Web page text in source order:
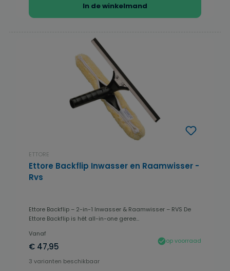
In de winkelmand
ETTORE
Ettore Backflip Inwasser en Raamwisser -
Rvs
Ettore Backflip – 2-in-1 Inwasser & Raamwisser – RVS De
Ettore Backflip is hét all-in-one geree...
Vanaf
€ 47,95
op voorraad
3 varianten beschikbaar